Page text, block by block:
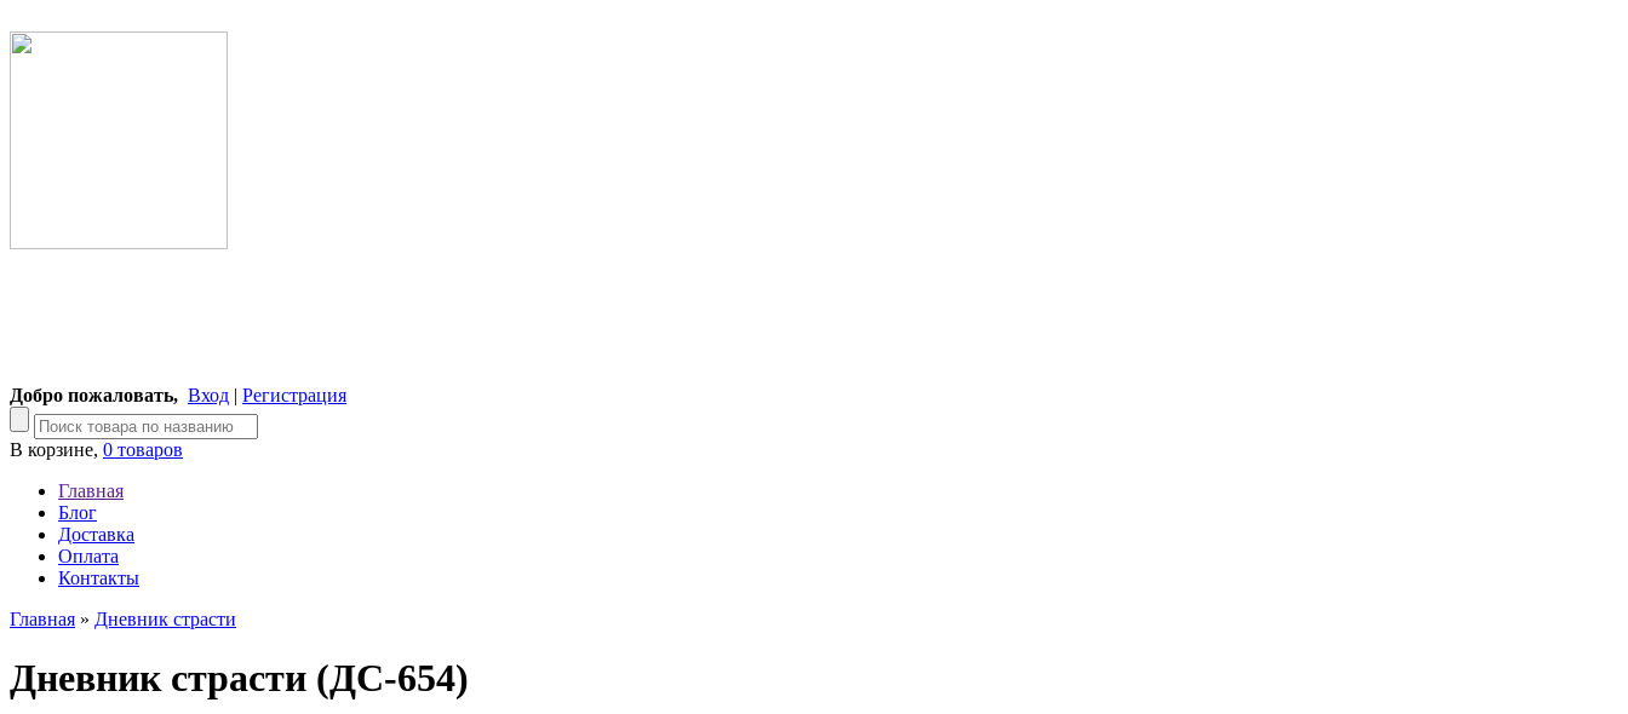
Добро пожаловать, Вход | Регистрация
В корзине, 0 товаров
Главная
Блог
Доставка
Оплата
Контакты
Главная » Дневник страсти
Дневник страсти (ДС-654)